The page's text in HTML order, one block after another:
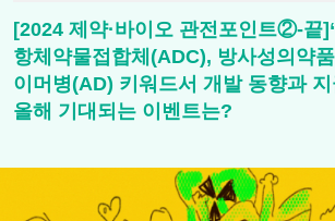
[2024 제약·바이오 관전포인트②-끝
항체약물접합체(ADC), 방사성의약
이머병(AD) 키워드서 개발 동향과
올해 기대되는 이벤트는?